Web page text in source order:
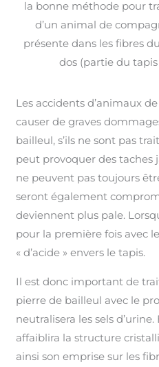
la bonne méthode pour
d’un animal de
présente dans les fibres
dos (partie du
Les accidents d’animaux
causer de graves
bailleul, s’ils ne sont pas
peut provoquer des taches
ne peuvent pas toujours
seront également
deviennent plus pale.
pour la première fois avec
« d’acide » envers le tapis.
Il est donc important de
pierre de bailleul avec le
neutralisera les sels
affaiblira la structure
ainsi son emprise sur les